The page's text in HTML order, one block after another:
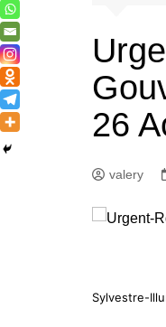
26
valery
Sylvestre-